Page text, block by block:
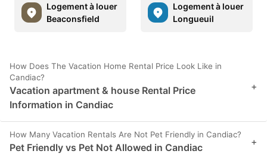
Logement à louer
Beaconsfield
Logement à louer
Longueuil
How Does The Vacation Home Rental Price Look Like in
Candiac?
Vacation apartment & house Rental Price
Information in Candiac
+
How Many Vacation Rentals Are Not Pet Friendly in Candiac?
Pet Friendly vs Pet Not Allowed in Candiac +